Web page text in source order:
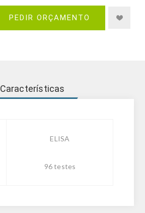
PEDIR ORÇAMENTO
Características
ELISA
96 testes